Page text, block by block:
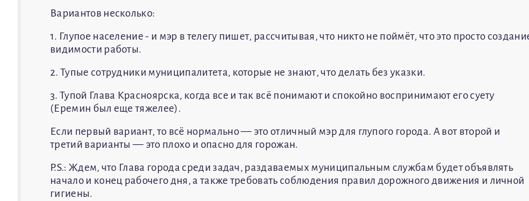
Вариантов несколько:
1. Глупое население - и мэр в телегу пишет, рассчитывая, что никто не поймёт, что это просто
видимости работы.
2. Тупые сотрудники муниципалитета, которые не знают, что делать без указки.
3. Тупой Глава Красноярска, когда все и так всё понимают и спокойно воспринимают его суету
(Еремин был еще тяжелее).
Если первый вариант, то всё нормально — это отличный мэр для глупого города. А вот второй и
третий варианты — это плохо и опасно для горожан.
P.S.: Ждем, что Глава города среди задач, раздаваемых муниципальным службам будет объявлять
начало и конец рабочего дня, а также требовать соблюдения правил дорожного движения и личной
гигиены.